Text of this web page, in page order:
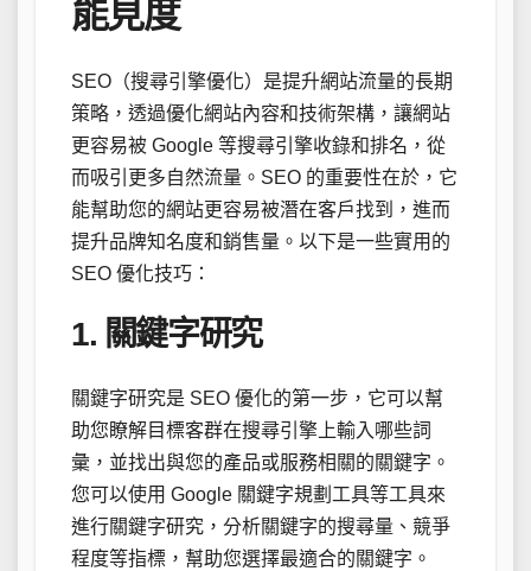
能見度
SEO（搜尋引擎優化）是提升網站流量的長期
策略，透過優化網站內容和技術架構，讓網站
更容易被 Google 等搜尋引擎收錄和排名，從
而吸引更多自然流量。SEO 的重要性在於，它
能幫助您的網站更容易被潛在客戶找到，進而
提升品牌知名度和銷售量。以下是一些實用的
SEO 優化技巧：
1. 關鍵字研究
關鍵字研究是 SEO 優化的第一步，它可以幫
助您瞭解目標客群在搜尋引擎上輸入哪些詞
彙，並找出與您的產品或服務相關的關鍵字。
您可以使用 Google 關鍵字規劃工具等工具來
進行關鍵字研究，分析關鍵字的搜尋量、競爭
程度等指標，幫助您選擇最適合的關鍵字。